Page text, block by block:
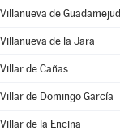
Villanueva de Guadamejud
Villanueva de la Jara
Villar de Cañas
Villar de Domingo García
Villar de la Encina